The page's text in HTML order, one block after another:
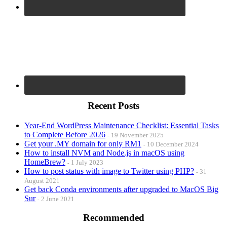
Recent Posts
Year-End WordPress Maintenance Checklist: Essential Tasks
to Complete Before 2026
19 November 2025
Get your .MY domain for only RM1 10 December 2024
How to install NVM and Node.js in macOS using
HomeBrew?
1 July 2023
How to post status with image to Twitter using PHP?
31
August 2021
Get back Conda environments after upgraded to MacOS Big
Sur
2 June 2021
Recommended